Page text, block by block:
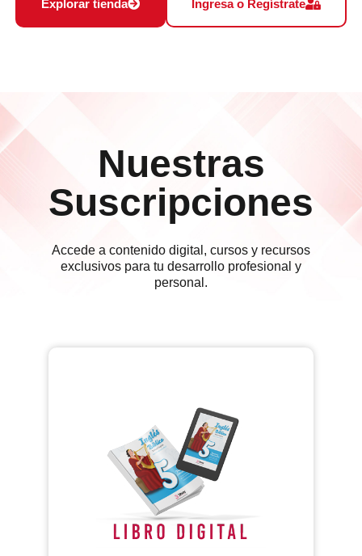
Explorar tienda Ingresa o Regístrate
Nuestras
Suscripciones
Accede a contenido digital, cursos y recursos
exclusivos para tu desarrollo profesional y
personal.